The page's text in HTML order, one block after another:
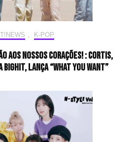
, K-POP
aos nossos corações! : CORTIS,
BigHit, lança “What You Want”